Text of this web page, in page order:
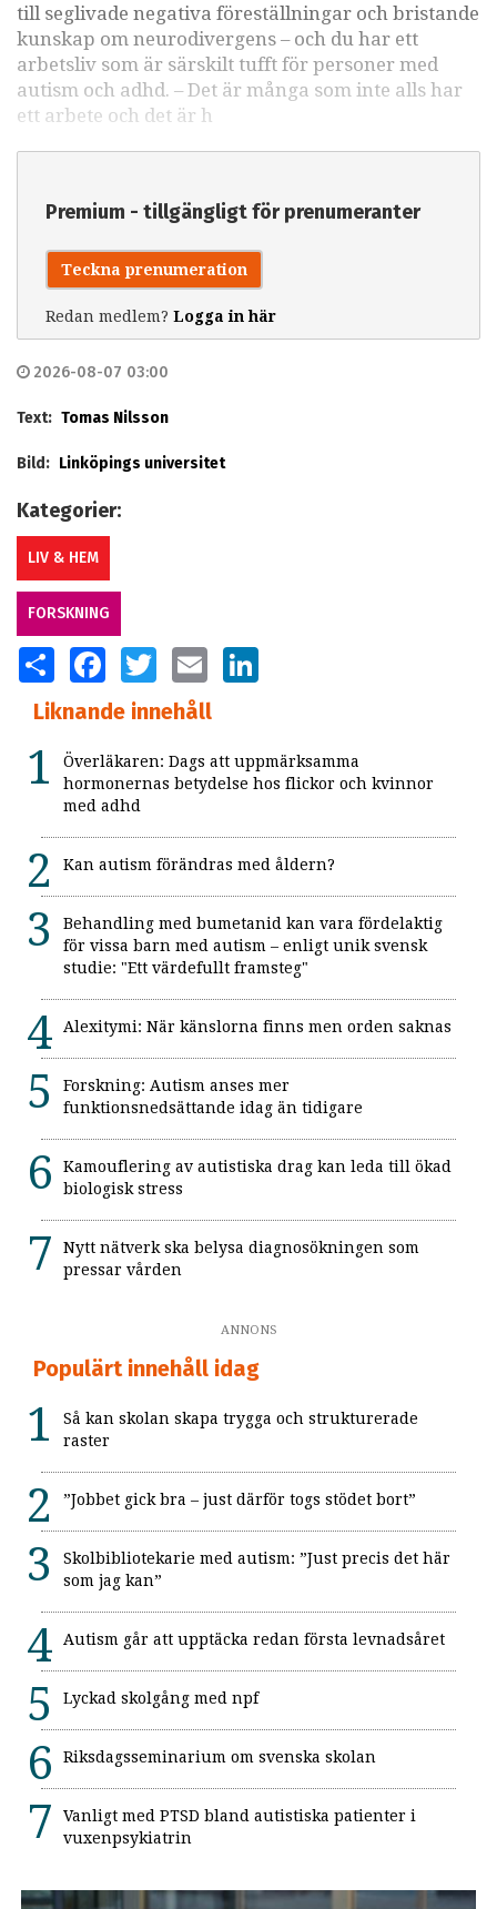
till seglivade negativa föreställningar och bristande
kunskap om neurodivergens – och du har ett
arbetsliv som är särskilt tufft för personer med
autism och adhd. – Det är många som inte alls har
ett arbete och det är h
Premium - tillgängligt för prenumeranter
Teckna prenumeration
Redan medlem? Logga in här
2026-08-07 03:00
Text: Tomas Nilsson
Bild: Linköpings universitet
Kategorier:
LIV & HEM
FORSKNING
SHARE FACEBOOKTWITTER EMAIL
Liknande innehåll
Överläkaren: Dags att uppmärksamma
hormonernas betydelse hos flickor och kvinnor
med adhd
Kan autism förändras med åldern?
Behandling med bumetanid kan vara fördelaktig
för vissa barn med autism – enligt unik svensk
studie: "Ett värdefullt framsteg"
Alexitymi: När känslorna finns men orden saknas
Forskning: Autism anses mer
funktionsnedsättande idag än tidigare
Kamouflering av autistiska drag kan leda till ökad
biologisk stress
Nytt nätverk ska belysa diagnosökningen som
pressar vården
ANNONS
Populärt innehåll idag
Så kan skolan skapa trygga och strukturerade
raster
”Jobbet gick bra – just därför togs stödet bort”
Skolbibliotekarie med autism: ”Just precis det här
som jag kan”
Autism går att upptäcka redan första levnadsåret
Lyckad skolgång med npf
Riksdagsseminarium om svenska skolan
Vanligt med PTSD bland autistiska patienter i
vuxenpsykiatrin